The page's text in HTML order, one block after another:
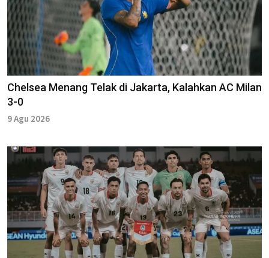
Chelsea Menang Telak di Jakarta, Kalahkan AC Milan
3-0
9 Agu 2026